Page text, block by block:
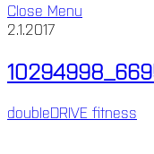
Close Menu
2.1.2017
doubleDRIVE fitness